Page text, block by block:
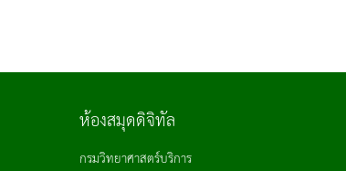
ห้องสมุดดิจิทัล
กรมวิทยาศาสตร์บริการ